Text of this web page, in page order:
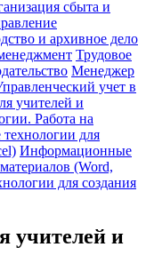
сбыта и
и архивное дело
Трудовое
Менеджер
учет в
учителей и
Работа на
для
Информационные
(Word,
для создания
учителей и